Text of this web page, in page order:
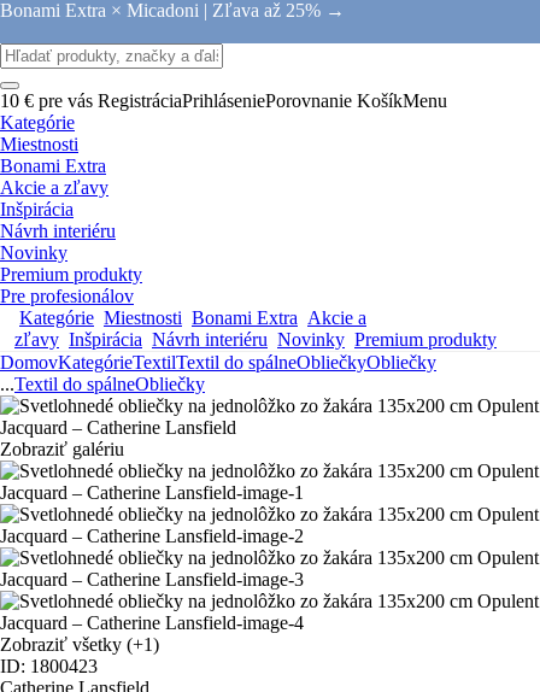
Bonami Extra × Micadoni | Zľava až 25% →
10 € pre vás RegistráciaPrihláseniePorovnanie KošíkMenu
Kategórie
Miestnosti
Bonami Extra
Akcie a zľavy
Inšpirácia
Návrh interiéru
Novinky
Premium produkty
Pre profesionálov
Kategórie Miestnosti Bonami Extra Akcie a
zľavy Inšpirácia Návrh interiéru Novinky Premium produkty
DomovKategórieTextilTextil do spálneObliečkyObliečky
...Textil do spálneObliečky
Zobraziť galériu
Zobraziť všetky (+1)
ID: 1800423
Catherine Lansfield